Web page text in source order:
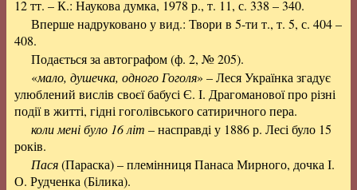
12 тт. – К.: Наукова думка, 1978 р., т. 11, с. 338 – 340.
Вперше надруковано у вид.: Твори в 5-ти т., т. 5, с. 404 –
408.
Подається за автографом (ф. 2, № 205).
«мало, душечка, одного Гоголя» – Леся Українка згадує
улюблений вислів своєї бабусі Є. І. Драгоманової про різні
події в житті, гідні гоголівського сатиричного пера.
коли мені було 16 літ – насправді у 1886 р. Лесі було 15
років.
Пася(Параска) – племінниця Панаса Мирного, дочка І.
О. Рудченка (Білика).